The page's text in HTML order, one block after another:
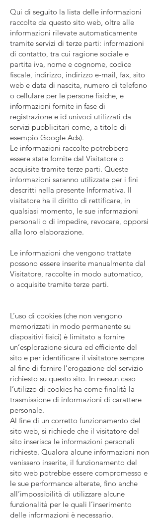
Qui di seguito la lista delle informazioni
raccolte da questo sito web, oltre alle
informazioni rilevate automaticamente
tramite servizi di terze parti: informazioni
di contatto, tra cui ragione sociale e
partita iva, nome e cognome, codice
fiscale, indirizzo, indirizzo e-mail, fax, sito
web e data di nascita, numero di telefono
o cellulare per le persone fisiche, e
informazioni fornite in fase di
registrazione e id univoci utilizzati da
servizi pubblicitari come, a titolo di
esempio Google Ads).
Le informazioni raccolte potrebbero
essere state fornite dal Visitatore o
acquisite tramite terze parti. Queste
informazioni saranno utilizzate per i fini
descritti nella presente Informativa. Il
visitatore ha il diritto di rettificare, in
qualsiasi momento, le sue informazioni
personali o di impedire, revocare, opporsi
alla loro elaborazione.
Le informazioni che vengono trattate
possono essere inserite manualmente dal
Visitatore, raccolte in modo automatico,
o acquisite tramite terze parti.
L’uso di cookies (che non vengono
memorizzati in modo permanente su
dispositivi fisici) è limitato a fornire
un’esplorazione sicura ed efficiente del
sito e per identificare il visitatore sempre
al fine di fornire l’erogazione del servizio
richiesto su questo sito. In nessun caso
l’utilizzo di cookies ha come finalità la
trasmissione di informazioni di carattere
personale.
Al fine di un corretto funzionamento del
sito web, si richiede che il visitatore del
sito inserisca le informazioni personali
richieste. Qualora alcune informazioni non
venissero inserite, il funzionamento del
sito web potrebbe essere compromesso e
le sue performance alterate, fino anche
all’impossibilità di utilizzare alcune
funzionalità per le quali l’inserimento
delle informazioni è necessario.